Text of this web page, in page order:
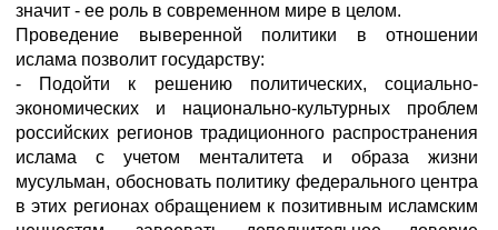
значит - ее роль в современном мире в целом.
Проведение выверенной политики в отношении
ислама позволит государству:
- Подойти к решению политических, социально-
экономических и национально-культурных проблем
российских регионов традиционного распространения
ислама с учетом менталитета и образа жизни
мусульман, обосновать политику федерального центра
в этих регионах обращением к позитивным исламским